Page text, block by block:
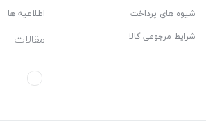
شیوه های پرداخت
شرایط مرجوعی کالا
اطلاعیه ها
مقالات